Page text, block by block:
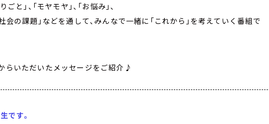
ごと」、「モヤモヤ」、「お悩み」、
会の課題」などを通して、みんなで一緒に「これから」を考えていく番組で
らいただいたメッセージをご紹介♪
です。